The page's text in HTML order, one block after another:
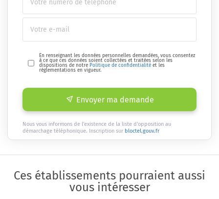
En renseignant les données personnelles demandées, vous consentez
à ce que ces données soient collectées et traitées selon les
dispositions de notre Politique de confidentialité et les
réglementations en vigueur.
Envoyer ma demande
Nous vous informons de l'existence de la liste d'opposition au
démarchage téléphonique. Inscription sur bloctel.gouv.fr
Ces établissements pourraient aussi
vous intéresser